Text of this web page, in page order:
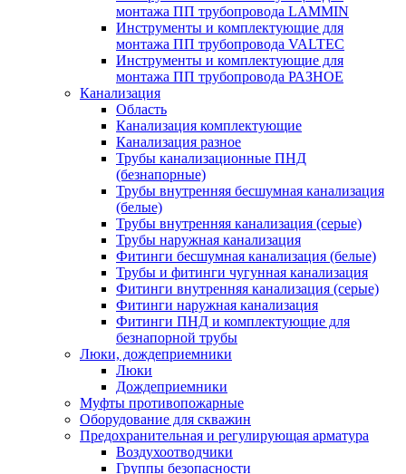
монтажа ПП трубопровода LAMMIN
Инструменты и комплектующие для
монтажа ПП трубопровода VALTEC
Инструменты и комплектующие для
монтажа ПП трубопровода РАЗНОЕ
Канализация
Область
Канализация комплектующие
Канализация разное
Трубы канализационные ПНД
(безнапорные)
Трубы внутренняя бесшумная канализация
(белые)
Трубы внутренняя канализация (серые)
Трубы наружная канализация
Фитинги бесшумная канализация (белые)
Трубы и фитинги чугунная канализация
Фитинги внутренняя канализация (серые)
Фитинги наружная канализация
Фитинги ПНД и комплектующие для
безнапорной трубы
Люки, дождеприемники
Люки
Дождеприемники
Муфты противопожарные
Оборудование для скважин
Предохранительная и регулирующая арматура
Воздухоотводчики
Группы безопасности